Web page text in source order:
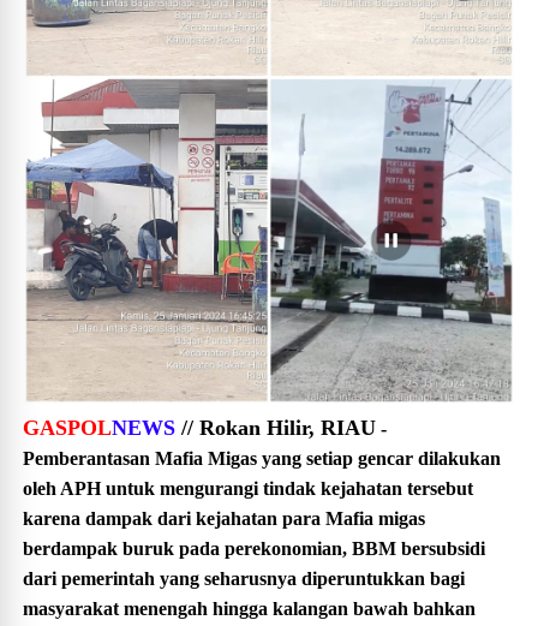
GASPOLNEWS // Rokan Hilir, RIAU -
Pemberantasan Mafia Migas yang setiap gencar dilakukan
oleh APH untuk mengurangi tindak kejahatan tersebut
karena dampak dari kejahatan para Mafia migas
berdampak buruk pada perekonomian, BBM bersubsidi
dari pemerintah yang seharusnya diperuntukkan bagi
masyarakat menengah hingga kalangan bawah bahkan